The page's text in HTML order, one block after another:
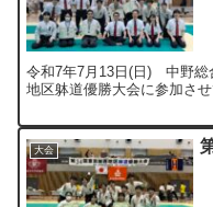
令和7年7月13日(日) 中野総
地区躰道優勝大会に参加させ
大会